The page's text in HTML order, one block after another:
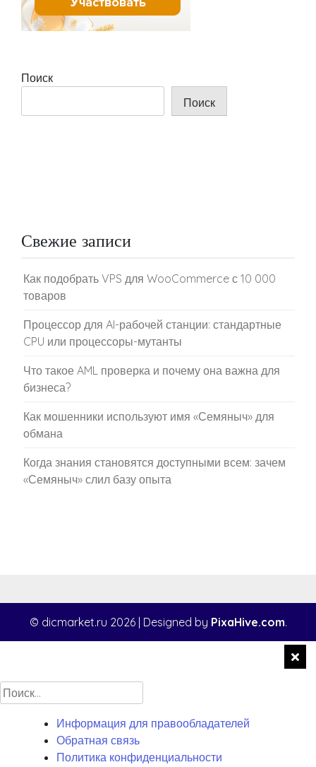
Поиск
Поиск
Свежие записи
Как подобрать VPS для WooCommerce с 10 000
товаров
Процессор для AI-рабочей станции: стандартные
CPU или процессоры-мутанты
Что такое AML проверка и почему она важна для
бизнеса?
Как мошенники используют имя «Семяныч» для
обмана
Когда знания становятся доступными всем: зачем
«Семяныч» слил базу опыта
© dicmarket.ru 2026 | Designed by PixaHive.com.
Найти:
Информация для правообладателей
Обратная связь
Политика конфиденциальности